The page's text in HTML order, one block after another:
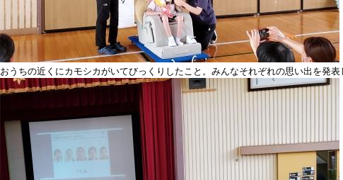
おうちの近くにカモシカがいてびっくりしたこと。みんなそれぞれの思い出を発表